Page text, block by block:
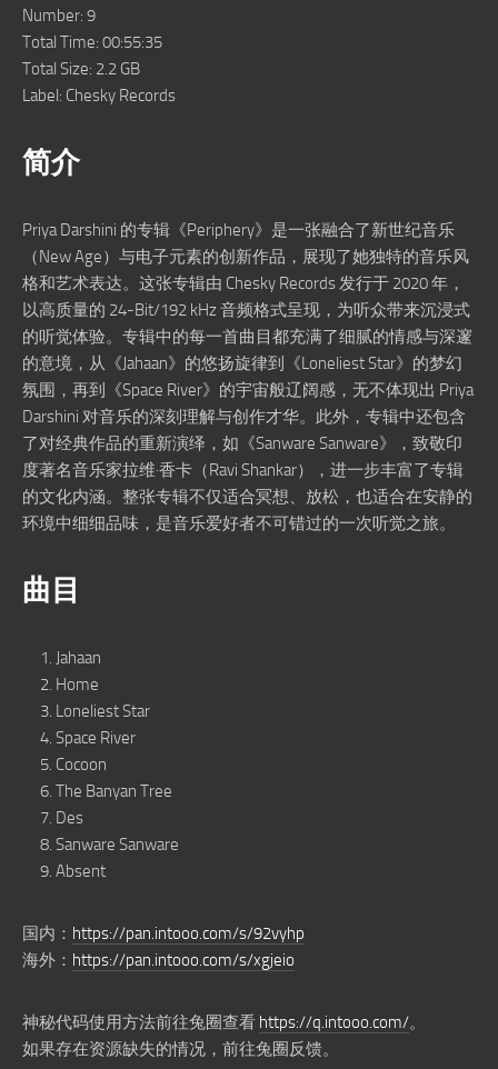
Number: 9
Total Time: 00:55:35
Total Size: 2.2 GB
Label: Chesky Records
简介
Priya Darshini 的专辑《Periphery》是一张融合了新世纪音乐
（New Age）与电子元素的创新作品，展现了她独特的音乐风
格和艺术表达。这张专辑由 Chesky Records 发行于 2020 年，
以高质量的 24-Bit/192 kHz 音频格式呈现，为听众带来沉浸式
的听觉体验。专辑中的每一首曲目都充满了细腻的情感与深邃
的意境，从《Jahaan》的悠扬旋律到《Loneliest Star》的梦幻
氛围，再到《Space River》的宇宙般辽阔感，无不体现出 Priya
Darshini 对音乐的深刻理解与创作才华。此外，专辑中还包含
了对经典作品的重新演绎，如《Sanware Sanware》，致敬印
度著名音乐家拉维·香卡（Ravi Shankar），进一步丰富了专辑
的文化内涵。整张专辑不仅适合冥想、放松，也适合在安静的
环境中细细品味，是音乐爱好者不可错过的一次听觉之旅。
曲目
Jahaan
Home
Loneliest Star
Space River
Cocoon
The Banyan Tree
Des
Sanware Sanware
Absent
国内： https://pan.intooo.com/s/92vyhp
海外： https://pan.intooo.com/s/xgjeio
神秘代码使用方法前往兔圈查看 https://q.intooo.com/。
如果存在资源缺失的情况，前往兔圈反馈。